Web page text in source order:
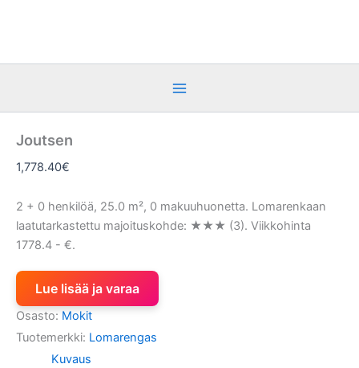
Joutsen
1,778.40€
2 + 0 henkilöä, 25.0 m², 0 makuuhuonetta. Lomarenkaan
laatutarkastettu majoituskohde: ★★★ (3). Viikkohinta
1778.4 - €.
Lue lisää ja varaa
Osasto: Mokit
Tuotemerkki: Lomarengas
Kuvaus